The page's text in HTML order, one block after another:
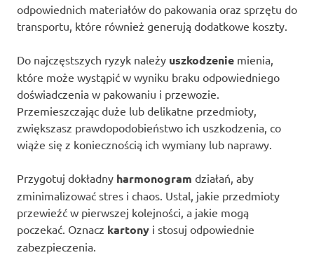
odpowiednich materiałów do pakowania oraz sprzętu do
transportu, które również generują dodatkowe koszty.
Do najczęstszych ryzyk należy uszkodzenie mienia,
które może wystąpić w wyniku braku odpowiedniego
doświadczenia w pakowaniu i przewozie.
Przemieszczając duże lub delikatne przedmioty,
zwiększasz prawdopodobieństwo ich uszkodzenia, co
wiąże się z koniecznością ich wymiany lub naprawy.
Przygotuj dokładny harmonogram działań, aby
zminimalizować stres i chaos. Ustal, jakie przedmioty
przewieźć w pierwszej kolejności, a jakie mogą
poczekać. Oznacz kartony i stosuj odpowiednie
zabezpieczenia.